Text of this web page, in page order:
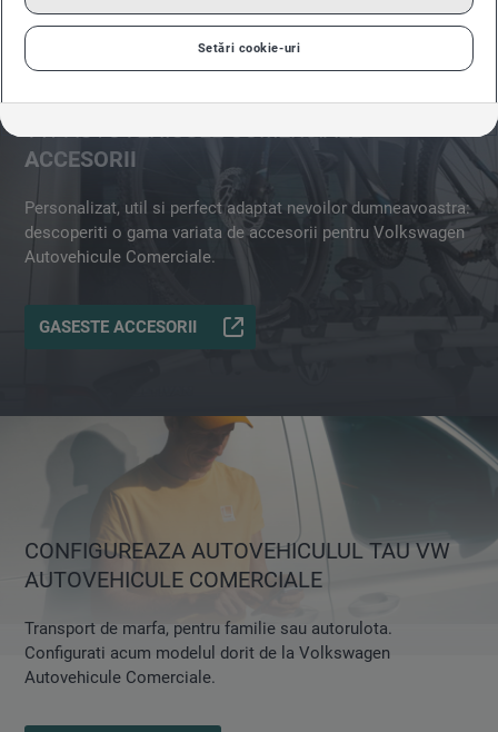
VW AUTOVEHICULE COMERCIALE
ACCESORII
Personalizat, util si perfect adaptat nevoilor dumneavoastra:
descoperiti o gama variata de accesorii pentru Volkswagen
Autovehicule Comerciale.
GASESTE ACCESORII
CONFIGUREAZA AUTOVEHICULUL TAU VW
AUTOVEHICULE COMERCIALE
Transport de marfa, pentru familie sau autorulota.
Configurati acum modelul dorit de la Volkswagen
Autovehicule Comerciale.
Setări cookie-uri